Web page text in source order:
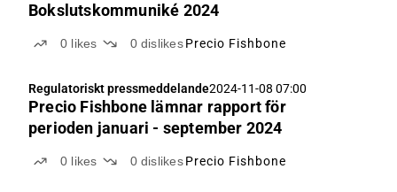
Bokslutskommuniké 2024
0 likes 0 dislikes Precio Fishbone
Regulatoriskt pressmeddelande2024-11-08 07:00
Precio Fishbone lämnar rapport för
perioden januari - september 2024
0 likes 0 dislikes Precio Fishbone